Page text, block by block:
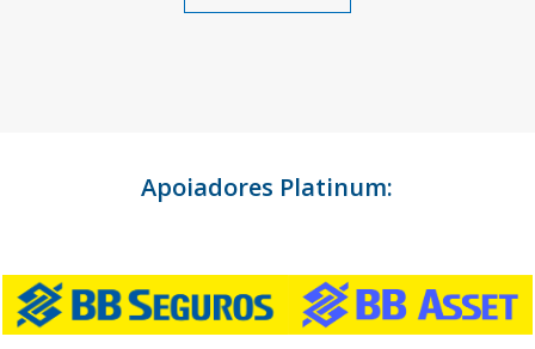
Apoiadores Platinum: